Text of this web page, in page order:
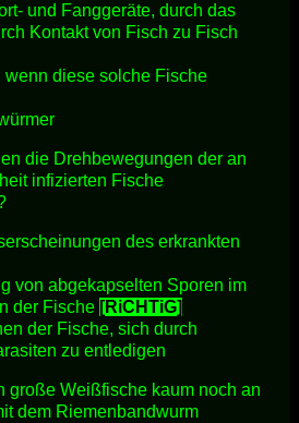
und Fanggeräte, durch das
Kontakt von Fisch zu Fisch
wenn diese solche Fische
die Drehbewegungen der an
infizierten Fische
des erkrankten
von abgekapselten Sporen im
der Fische [RiCHTiG]
der Fische, sich durch
zu entledigen
große Weißfische kaum noch an
dem Riemenbandwurm